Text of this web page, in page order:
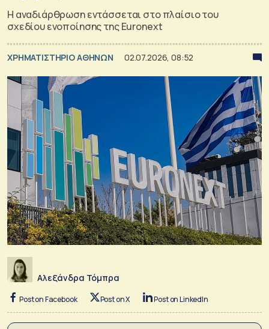
Η αναδιάρθρωση εντάσσεται στο πλαίσιο του
σχεδίου ενοποίησης της Euronext
XΡΗΜΑΤΙΣΤΗΡΙΟ ΑΘΗΝΩΝ 02.07.2026, 08:52
Αλεξάνδρα Τόμπρα
Post on Facebook Post on X Post on LinkedIn